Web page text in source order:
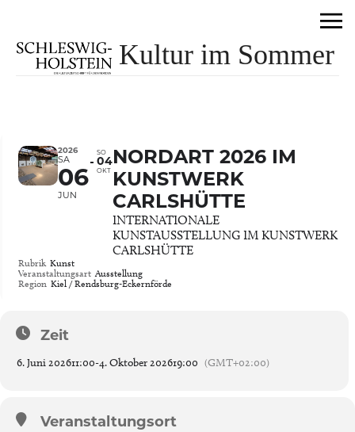
Kultur im Sommer
2026
SA
06
JUN
SO
04
OKT
NORDART 2026 IM
KUNSTWERK
CARLSHÜTTE
INTERNATIONALE
KUNSTAUSSTELLUNG IM KUNSTWERK
CARLSHÜTTE
Rubrik Kunst
Veranstaltungsart Ausstellung
Region Kiel / Rendsburg-Eckernförde
Zeit
6. Juni 202611:00-4. Oktober 202619:00 (GMT+02:00)
Veranstaltungsort